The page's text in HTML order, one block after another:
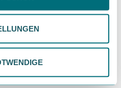
deine Wahl jederzeit
findest du in unserer